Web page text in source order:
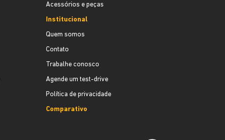
Acessórios e peças
Institucional
Quem somos
Contato
Trabalhe conosco
Agende um test-drive
Política de privacidade
Comparativo